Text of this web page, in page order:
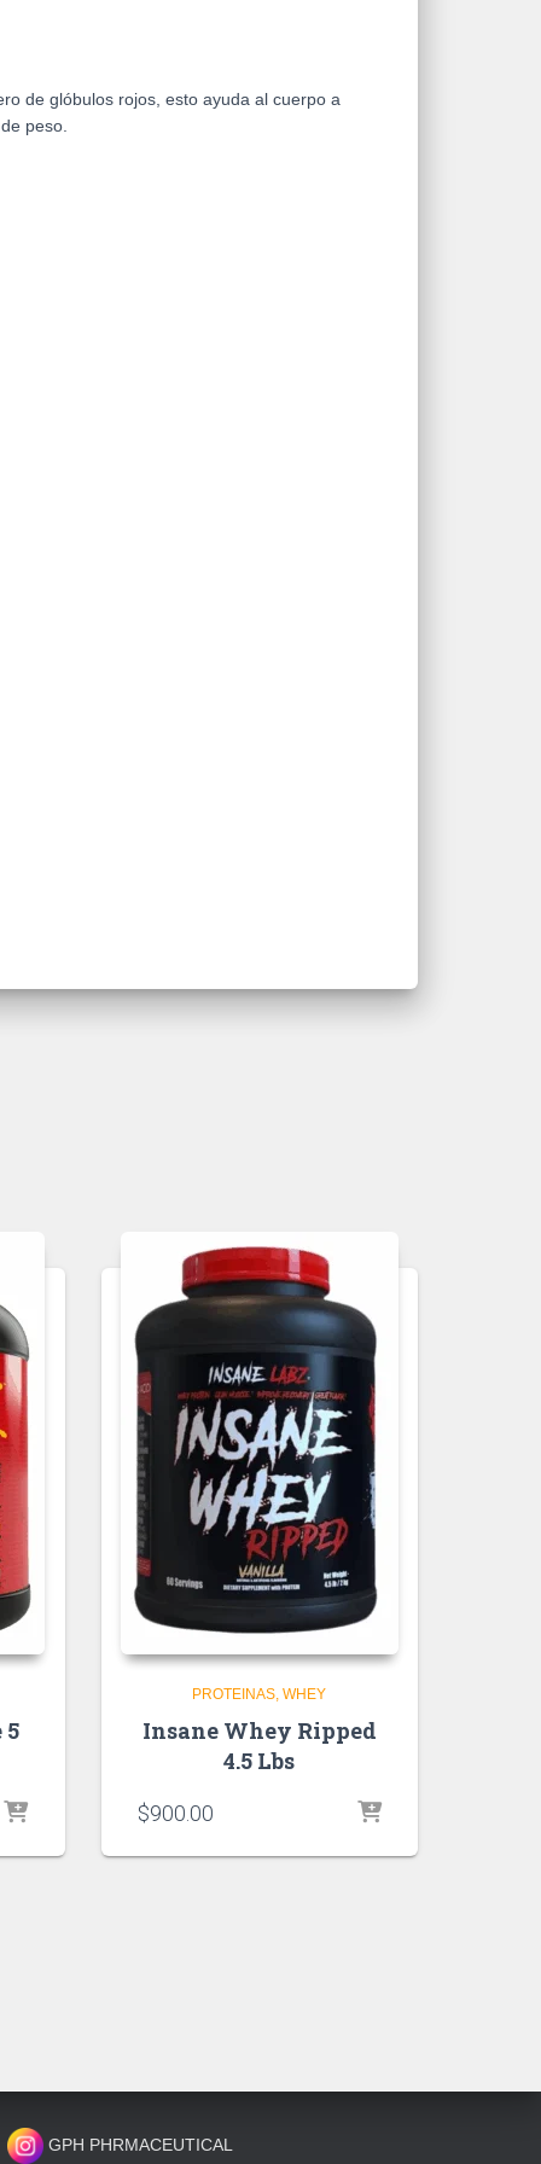
de glóbulos rojos, esto ayuda al cuerpo a
peso.
5
PROTEINAS WHEY
Insane Whey Ripped
4.5 Lbs
$900.00
GPH PHRMACEUTICAL